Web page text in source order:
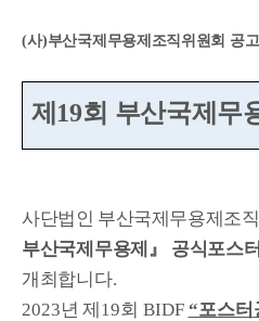
(사)부산국제무용제조직위원회 공고
제 19회 부산국제무
사단법인 부산국제무용제조
부산국제무용제 』 공식포스
개최합니다.
2023년 제 19회 BIDF “포스터